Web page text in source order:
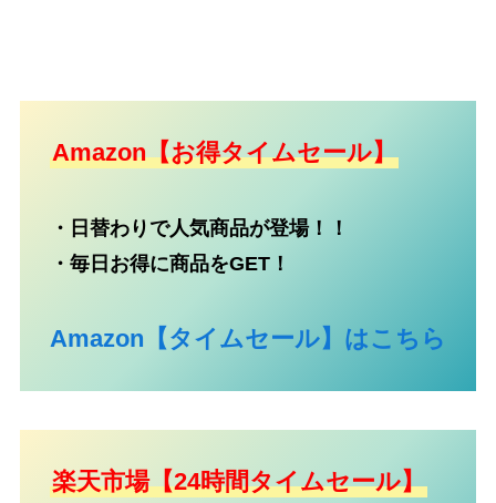
Amazon【お得タイムセール】
・日替わりで人気商品が登場！！
・毎日お得に商品をGET！
Amazon【タイムセール】はこちら
楽天市場【24時間タイムセール】